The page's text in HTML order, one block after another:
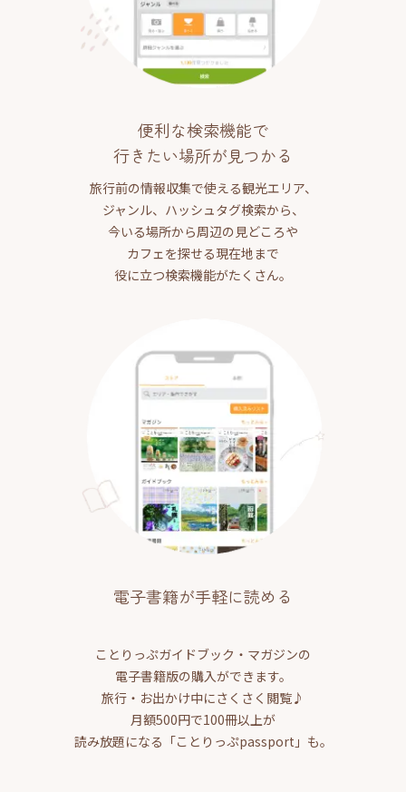
便利な検索機能で
行きたい場所が見つかる
旅行前の情報収集で使える観光エリア、
ジャンル、ハッシュタグ検索から、
今いる場所から周辺の見どころや
カフェを探せる現在地まで
役に立つ検索機能がたくさん。
電子書籍が手軽に読める
ことりっぷガイドブック・マガジンの
電子書籍版の購入ができます。
旅行・お出かけ中にさくさく閲覧♪
月額500円で100冊以上が
読み放題になる「ことりっぷpassport」も。